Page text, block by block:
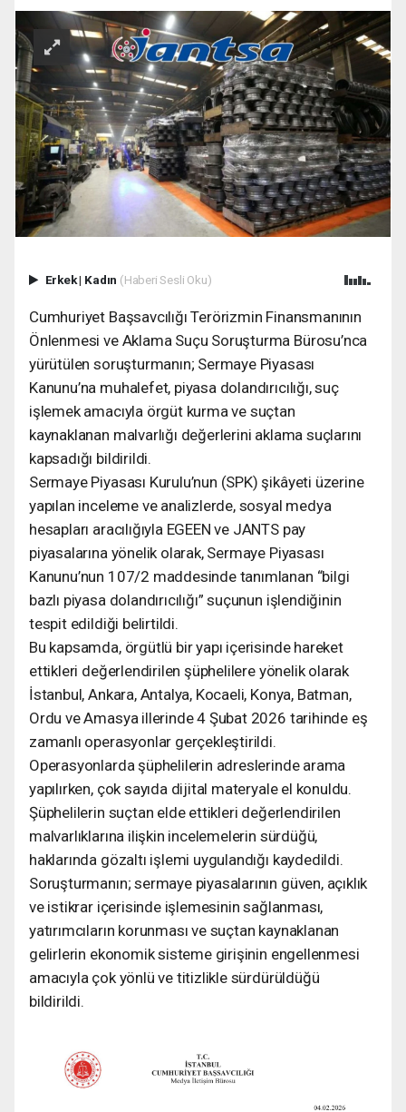
Erkek| Kadın (Haberi Sesli Oku)
Cumhuriyet Başsavcılığı Terörizmin Finansmanının
Önlenmesi ve Aklama Suçu Soruşturma Bürosu’nca
yürütülen soruşturmanın; Sermaye Piyasası
Kanunu’na muhalefet, piyasa dolandırıcılığı, suç
işlemek amacıyla örgüt kurma ve suçtan
kaynaklanan malvarlığı değerlerini aklama suçlarını
kapsadığı bildirildi.
Sermaye Piyasası Kurulu’nun (SPK) şikâyeti üzerine
yapılan inceleme ve analizlerde, sosyal medya
hesapları aracılığıyla EGEEN ve JANTS pay
piyasalarına yönelik olarak, Sermaye Piyasası
Kanunu’nun 107/2 maddesinde tanımlanan “bilgi
bazlı piyasa dolandırıcılığı” suçunun işlendiğinin
tespit edildiği belirtildi.
Bu kapsamda, örgütlü bir yapı içerisinde hareket
ettikleri değerlendirilen şüphelilere yönelik olarak
İstanbul, Ankara, Antalya, Kocaeli, Konya, Batman,
Ordu ve Amasya illerinde 4 Şubat 2026 tarihinde eş
zamanlı operasyonlar gerçekleştirildi.
Operasyonlarda şüphelilerin adreslerinde arama
yapılırken, çok sayıda dijital materyale el konuldu.
Şüphelilerin suçtan elde ettikleri değerlendirilen
malvarlıklarına ilişkin incelemelerin sürdüğü,
haklarında gözaltı işlemi uygulandığı kaydedildi.
Soruşturmanın; sermaye piyasalarının güven, açıklık
ve istikrar içerisinde işlemesinin sağlanması,
yatırımcıların korunması ve suçtan kaynaklanan
gelirlerin ekonomik sisteme girişinin engellenmesi
amacıyla çok yönlü ve titizlikle sürdürüldüğü
bildirildi.